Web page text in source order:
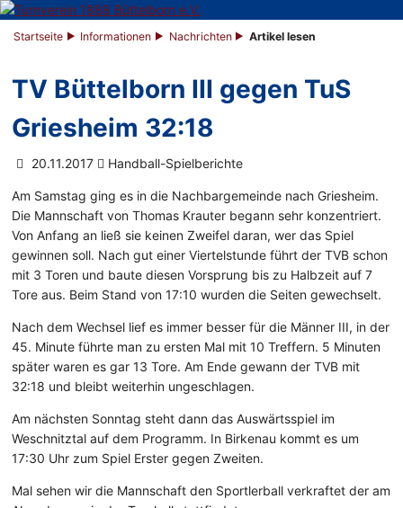
Startseite Informationen Nachrichten Artikel lesen
TV Büttelborn III gegen TuS
Griesheim 32:18
20.11.2017 Handball-Spielberichte
Am Samstag ging es in die Nachbargemeinde nach Griesheim.
Die Mannschaft von Thomas Krauter begann sehr konzentriert.
Von Anfang an ließ sie keinen Zweifel daran, wer das Spiel
gewinnen soll. Nach gut einer Viertelstunde führt der TVB schon
mit 3 Toren und baute diesen Vorsprung bis zu Halbzeit auf 7
Tore aus. Beim Stand von 17:10 wurden die Seiten gewechselt.
Nach dem Wechsel lief es immer besser für die Männer III, in der
45. Minute führte man zu ersten Mal mit 10 Treffern. 5 Minuten
später waren es gar 13 Tore. Am Ende gewann der TVB mit
32:18 und bleibt weiterhin ungeschlagen.
Am nächsten Sonntag steht dann das Auswärtsspiel im
Weschnitztal auf dem Programm. In Birkenau kommt es um
17:30 Uhr zum Spiel Erster gegen Zweiten.
Mal sehen wir die Mannschaft den Sportlerball verkraftet der am